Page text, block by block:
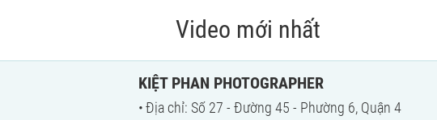
Video mới nhất
KIỆT PHAN PHOTOGRAPHER
Địa chỉ: Số 27 - Đường 45 - Phường 6, Quận 4